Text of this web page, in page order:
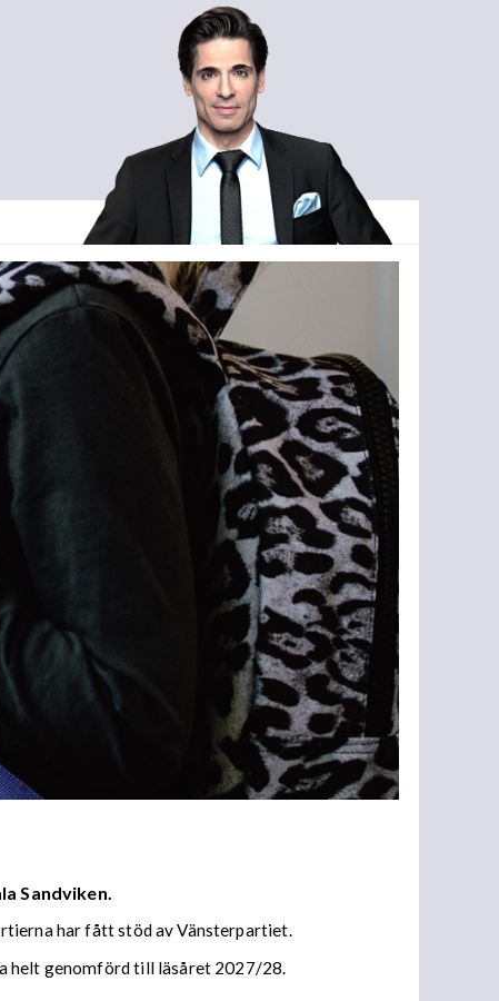
Sandviken.
har fått stöd av Vänsterpartiet.
helt genomförd till läsåret 2027/28.